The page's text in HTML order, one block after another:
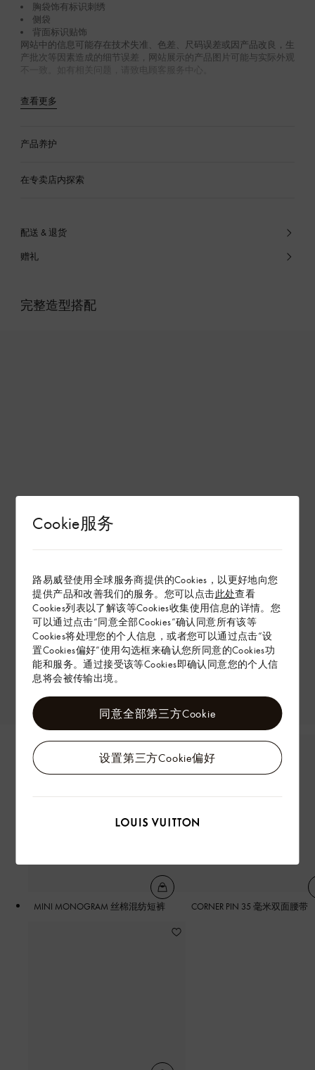
Cookie服务
路易威登使用全球服务商提供的Cookies，以更好地向您
提供产品和改善我们的服务。您可以点击此处查看
Cookies列表以了解该等Cookies收集使用信息的详情。您
可以通过点击“同意全部Cookies”确认同意所有该等
Cookies将处理您的个人信息，或者您可以通过点击“设
置Cookies偏好”使用勾选框来确认您所同意的Cookies功
能和服务。通过接受该等Cookies即确认同意您的个人信
息将会被传输出境。
设置第三方Cookie偏好
同意全部第三方Cookie
胸袋饰有标识刺绣
侧袋
背面标识贴饰
网站中的信息可能存在技术失准、色差、尺码误差或因产品改良，生
产批次等因素造成的细节误差，网站展示的产品图片可能与实际外观
不一致。如有相关问题，请致电顾客服务中心。
查看更多
产品养护
在专卖店内探索
配送 & 退货
赠礼
完整造型搭配
MINI MONOGRAM 丝棉混纺短裤 CORNER PIN 35 毫米双面腰带